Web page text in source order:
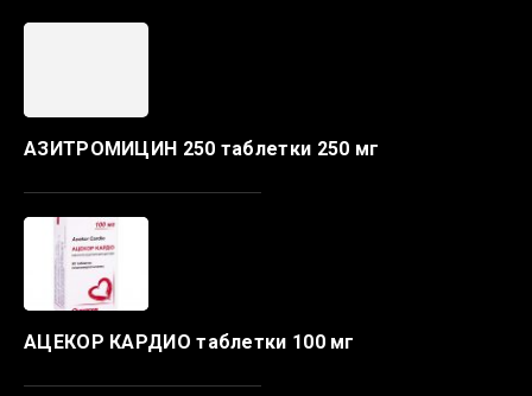
АЗИТРОМИЦИН 250 таблетки 250 мг
АЦЕКОР КАРДИО таблетки 100 мг